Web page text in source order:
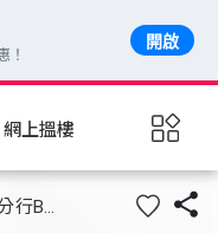
網上搵樓
荃灣萬景峯分行B組 
！
開啟